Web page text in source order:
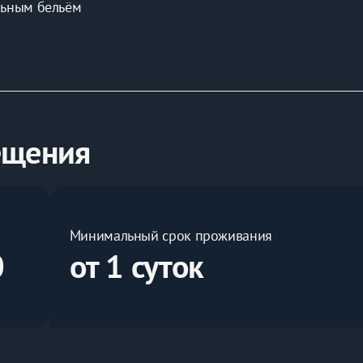
бельём
мыло), фен
Минимальный срок проживания
от 1 суток